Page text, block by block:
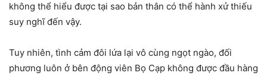
không thể hiểu được tại sao bản thân có thể hành xử thiếu
suy nghĩ đến vậy.
Tuy nhiên, tình cảm đôi lứa lại vô cùng ngọt ngào, đối
phương luôn ở bên động viên Bọ Cạp không được đầu hàng